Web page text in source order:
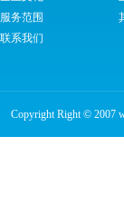
服务范围
联系我们
Copyright Right © 2007